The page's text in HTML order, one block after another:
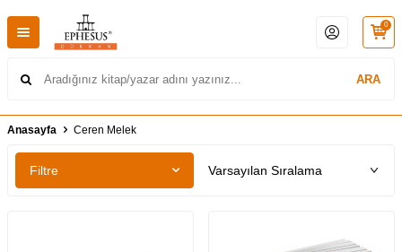
ARA
0
Anasayfa Ceren Melek
Filtre